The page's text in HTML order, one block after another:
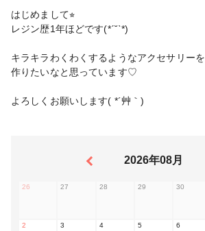
はじめまして⭐︎
レジン歴1年ほどです(*ˊ˘ˋ*)
キラキラわくわくするようなアクセサリーを
作りたいなと思っています♡
よろしくお願いします( *´艸｀)
2026年08月
26 27 28 29 30
2 3 4 5 6